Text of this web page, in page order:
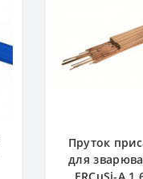
Пруток
для